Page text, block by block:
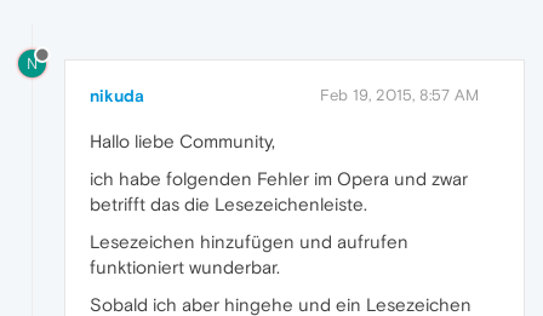
N
nikuda Feb 19, 2015, 8:57 AM
Hallo liebe Community,
ich habe folgenden Fehler im Opera und zwar
betrifft das die Lesezeichenleiste.
Lesezeichen hinzufügen und aufrufen
funktioniert wunderbar.
Sobald ich aber hingehe und ein Lesezeichen